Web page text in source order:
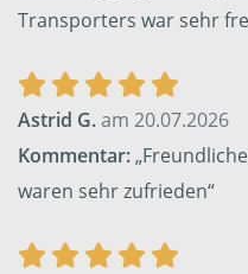
Transporters war sehr
Astrid G.am 20.07.2026
Kommentar:
waren sehr zufrieden“